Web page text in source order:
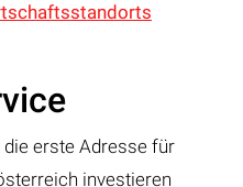
erste Adresse für
investieren